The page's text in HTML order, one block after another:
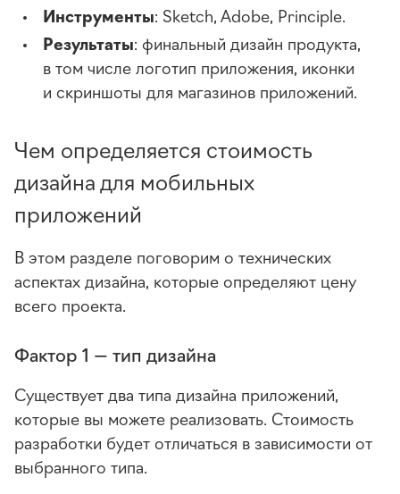
Инструменты: Sketch, Adobe, Principle.
Результаты: финальный дизайн продукта,
в том числе логотип приложения, иконки
и скриншоты для магазинов приложений.
Чем определяется стоимость
дизайна для мобильных
приложений
В этом разделе поговорим о технических
аспектах дизайна, которые определяют цену
всего проекта.
Фактор 1 — тип дизайна
Существует два типа дизайна приложений,
которые вы можете реализовать. Стоимость
разработки будет отличаться в зависимости от
выбранного типа.